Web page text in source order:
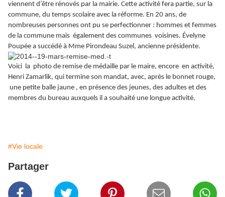
viennent d’être rénovés par la mairie. Cette activité fera partie, sur la
commune, du temps scolaire avec la réforme. En 20 ans, de
nombreuses personnes ont pu se perfectionner : hommes et femmes
de la commune mais également des communes voisines. Évelyne
Poupée a succédé à Mme Pirondeau Suzel, ancienne présidente.
Voici la photo de remise de médaille par le maire, encore en activité,
Henri Zamarlik, qui termine son mandat, avec, après le bonnet rouge,
une petite balle jaune , en présence des jeunes, des adultes et des
membres du bureau auxquels il a souhaité une longue activité.
#Vie locale
Partager